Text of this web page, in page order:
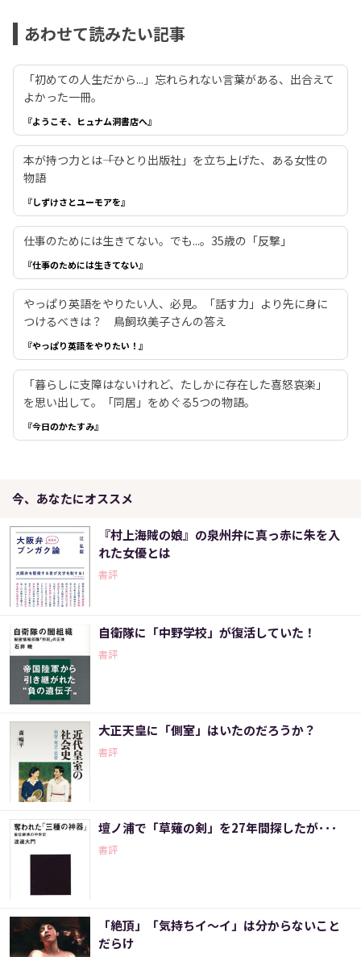
あわせて読みたい記事
「初めての人生だから...」忘れられない言葉がある、出合えて
よかった一冊。
『ようこそ、ヒュナム洞書店へ』
本が持つ力とは――「ひとり出版社」を立ち上げた、ある女性の
物語
『しずけさとユーモアを』
仕事のためには生きてない。でも...。35歳の「反撃」
『仕事のためには生きてない』
やっぱり英語をやりたい人、必見。「話す力」より先に身に
つけるべきは？ 鳥飼玖美子さんの答え
『やっぱり英語をやりたい！』
「暮らしに支障はないけれど、たしかに存在した喜怒哀楽」
を思い出して。「同居」をめぐる5つの物語。
『今日のかたすみ』
今、あなたにオススメ
『村上海賊の娘』の泉州弁に真っ赤に朱を入
れた女優とは
書評
自衛隊に「中野学校」が復活していた！
書評
大正天皇に「側室」はいたのだろうか？
書評
壇ノ浦で「草薙の剣」を27年間探したが･･･
書評
「絶頂」「気持ちイ～イ」は分からないこと
だらけ